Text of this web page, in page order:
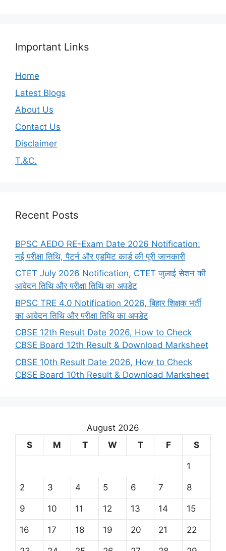
Important Links
Home
Latest Blogs
About Us
Contact Us
Disclaimer
T.&C.
Recent Posts
BPSC AEDO RE-Exam Date 2026 Notification:
नई परीक्षा तिथि, पैटर्न और एडमिट कार्ड की पूरी जानकारी
CTET July 2026 Notification, CTET जुलाई सेशन की
आवेदन तिथि और परीक्षा तिथि का अपडेट
BPSC TRE 4.0 Notification 2026, बिहार शिक्षक भर्ती
का आवेदन तिथि और परीक्षा तिथि का अपडेट
CBSE 12th Result Date 2026, How to Check
CBSE Board 12th Result & Download Marksheet
CBSE 10th Result Date 2026, How to Check
CBSE Board 10th Result & Download Marksheet
August 2026
S
M T W T F S
1
2 3 4 5 6 7 8
9 10 11 12 13 14 15
16 17 18 19 20 21 22